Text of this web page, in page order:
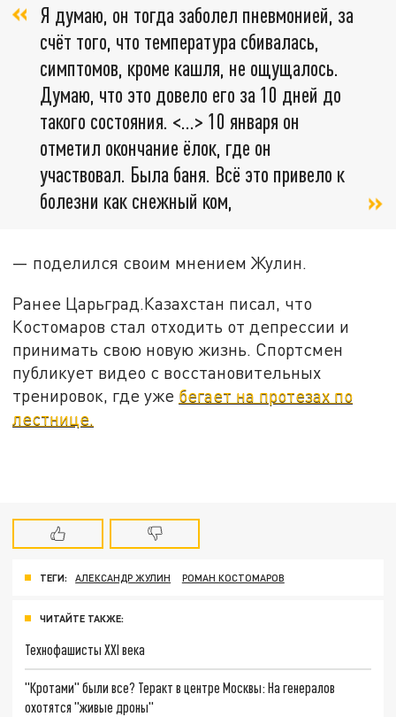
Я думаю, он тогда заболел пневмонией, за
счёт того, что температура сбивалась,
симптомов, кроме кашля, не ощущалось.
Думаю, что это довело его за 10 дней до
такого состояния. <…> 10 января он
отметил окончание ёлок, где он
участвовал. Была баня. Всё это привело к
болезни как снежный ком,
— поделился своим мнением Жулин.
Ранее Царьград.Казахстан писал, что
Костомаров стал отходить от депрессии и
принимать свою новую жизнь. Спортсмен
публикует видео с восстановительных
тренировок, где уже бегает на протезах по
лестнице.
ТЕГИ: АЛЕКСАНДР ЖУЛИН РОМАН КОСТОМАРОВ
ЧИТАЙТЕ ТАКЖЕ:
Технофашисты XXI века
"Кротами" были все? Теракт в центре Москвы: На генералов
охотятся "живые дроны"